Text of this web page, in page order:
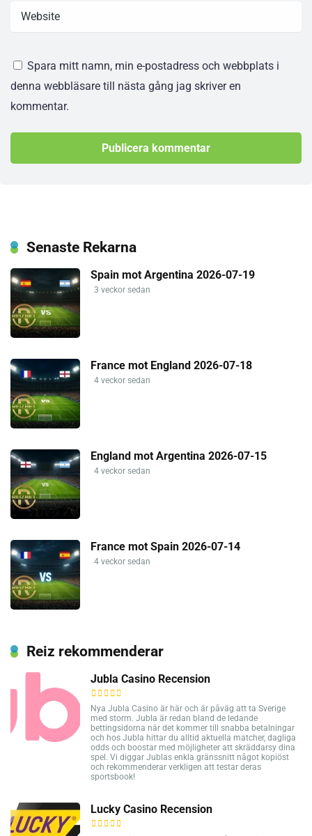
Spara mitt namn, min e-postadress och webbplats i
denna webbläsare till nästa gång jag skriver en
kommentar.
Senaste Rekarna
Spain mot Argentina 2026-07-19
3 veckor sedan
France mot England 2026-07-18
4 veckor sedan
England mot Argentina 2026-07-15
4 veckor sedan
France mot Spain 2026-07-14
4 veckor sedan
Reiz rekommenderar
Jubla Casino Recension
Nya Jubla Casino är här och är påväg att ta Sverige
med storm. Jubla är redan bland de ledande
bettingsidorna när det kommer till snabba betalningar
och hos Jubla hittar du alltid aktuella matcher, dagliga
odds och boostar med möjligheter att skräddarsy dina
spel. Vi diggar Jublas enkla gränssnitt något kopiöst
och rekommenderar verkligen att testar deras
sportsbook!
Lucky Casino Recension